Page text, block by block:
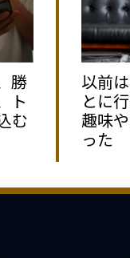
勝
ト
む
以前
とに
趣味
った